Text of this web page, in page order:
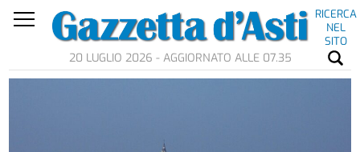
RICERCA
NEL
SITO
20 LUGLIO 2026 - AGGIORNATO ALLE 07.35